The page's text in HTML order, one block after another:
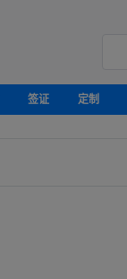
签证 定制